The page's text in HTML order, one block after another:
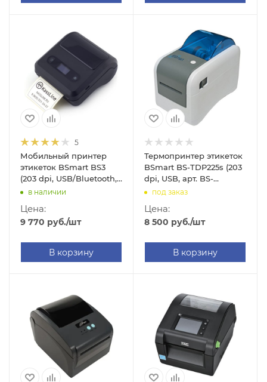
5
Мобильный принтер
этикеток BSmart BS3
(203 dpi, USB/Bluetooth,
арт. BS3BT)
в наличии
Цена:
9 770 руб./шт
В корзину
Термопринтер этикеток
BSmart BS-TDP225s (203
dpi, USB, арт. BS-
TDP225s)
под заказ
Цена:
8 500 руб./шт
В корзину